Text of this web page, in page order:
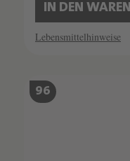
IN DEN
Lebensmittelhinweise
96